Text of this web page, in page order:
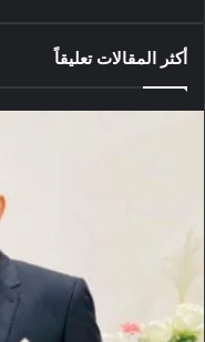
أكثر المقالات تعليقاً